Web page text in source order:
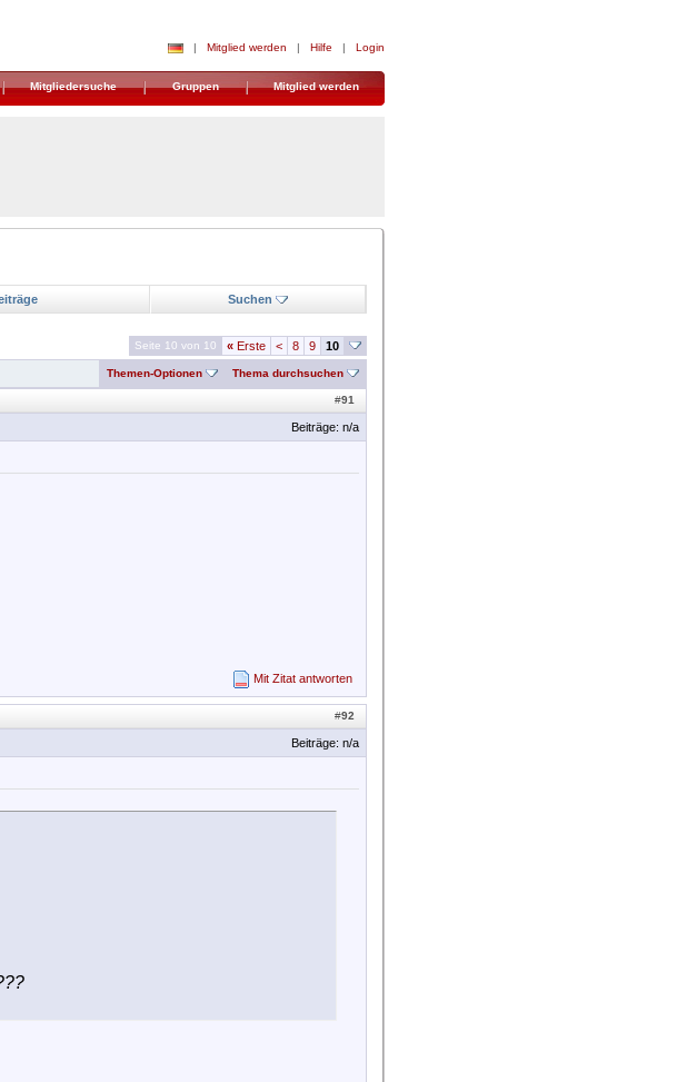
| Mitglied werden | Hilfe | Login
Mitgliedersuche Gruppen Mitglied werden
Suchen
Seite 10 von 10 « Erste < 8 9 10
Themen-Optionen Thema durchsuchen
#91
Beiträge: n/a
Mit Zitat antworten
#92
Beiträge: n/a